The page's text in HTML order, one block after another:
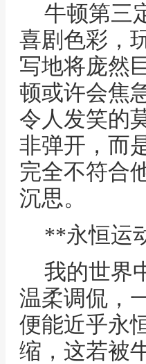
牛顿第三
喜剧色彩，
写地将庞然
顿或许会焦
令人发笑的
非弹开，而
完全不符合
沉思。
**永恒运
我的世界
温柔调侃，
便能近乎永
缩，这若被